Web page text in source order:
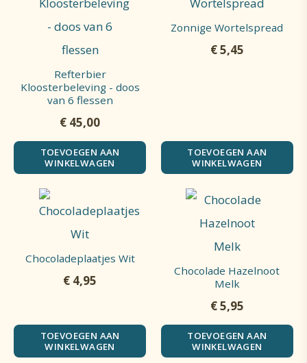
Refterbier
Kloosterbeleving - doos
van 6 flessen
€ 45,00
TOEVOEGEN AAN
WINKELWAGEN
Zonnige Wortelspread
€5,45
TOEVOEGEN AAN
WINKELWAGEN
Chocoladeplaatjes Wit
€ 4,95
TOEVOEGEN AAN
WINKELWAGEN
Chocolade Hazelnoot
Melk
€5,95
TOEVOEGEN AAN
WINKELWAGEN